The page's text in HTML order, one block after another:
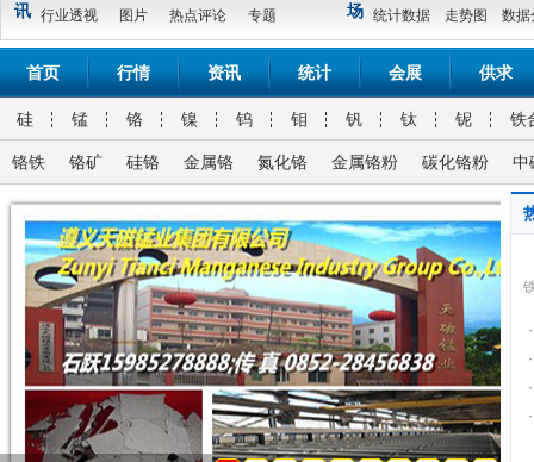
讯 行业透视
图片 热点评论 专题
场 统计数据
走势图 数据
首页 行情 资讯 统计 会展 供求
硅 锰 铬 镍 钨 钼 钒 钛 铌 铁
铬铁 铬矿 硅铬 金属铬 氮化铬 金属铬粉 碳化铬粉 中
·
·
·
·